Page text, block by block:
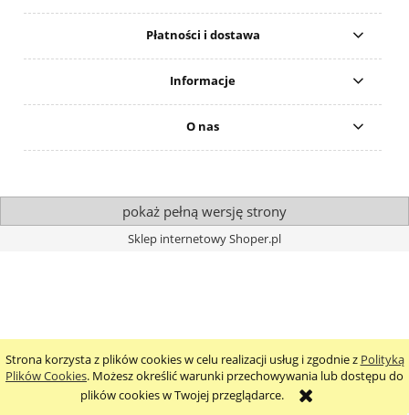
Strona korzysta z plików cookies w celu realizacji usług i zgodnie z Polityką
Plików Cookies. Możesz określić warunki przechowywania lub dostępu do
plików cookies w Twojej przeglądarce.
Płatności i dostawa
Informacje
O nas
pokaż pełną wersję strony
Sklep internetowy Shoper.pl